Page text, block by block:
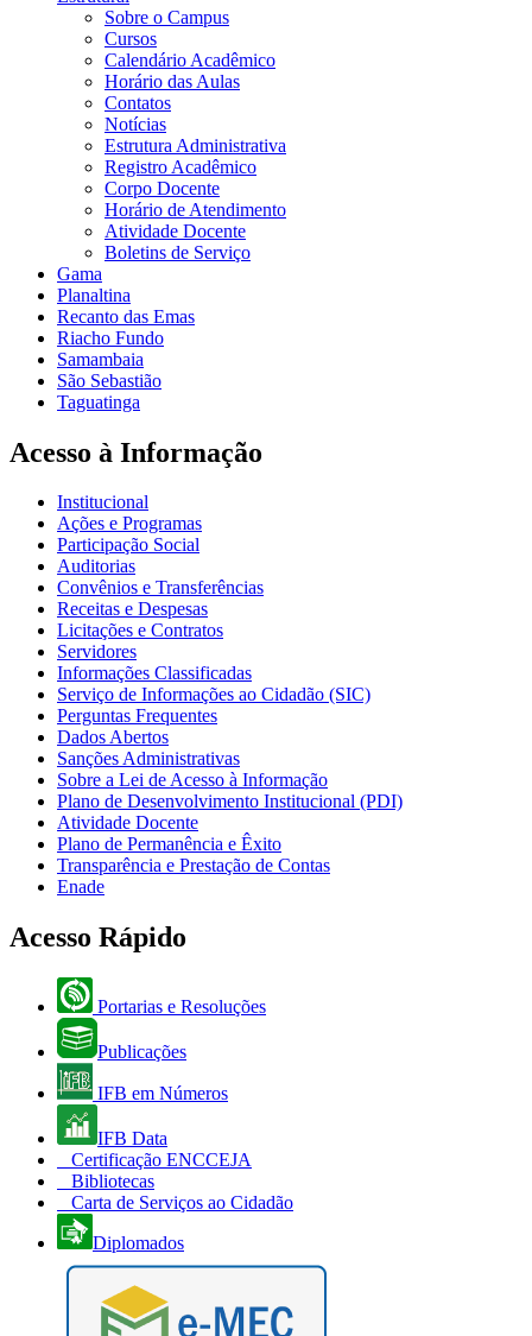
Sobre o Campus
Cursos
Calendário Acadêmico
Horário das Aulas
Contatos
Notícias
Estrutura Administrativa
Registro Acadêmico
Corpo Docente
Horário de Atendimento
Atividade Docente
Boletins de Serviço
Gama
Planaltina
Recanto das Emas
Riacho Fundo
Samambaia
São Sebastião
Taguatinga
Acesso à Informação
Institucional
Ações e Programas
Participação Social
Auditorias
Convênios e Transferências
Receitas e Despesas
Licitações e Contratos
Servidores
Informações Classificadas
Serviço de Informações ao Cidadão (SIC)
Perguntas Frequentes
Dados Abertos
Sanções Administrativas
Sobre a Lei de Acesso à Informação
Plano de Desenvolvimento Institucional (PDI)
Atividade Docente
Plano de Permanência e Êxito
Transparência e Prestação de Contas
Enade
Acesso Rápido
Portarias e Resoluções
Publicações
IFB em Números
IFB Data
Certificação ENCCEJA
Bibliotecas
Carta de Serviços ao Cidadão
Diplomados